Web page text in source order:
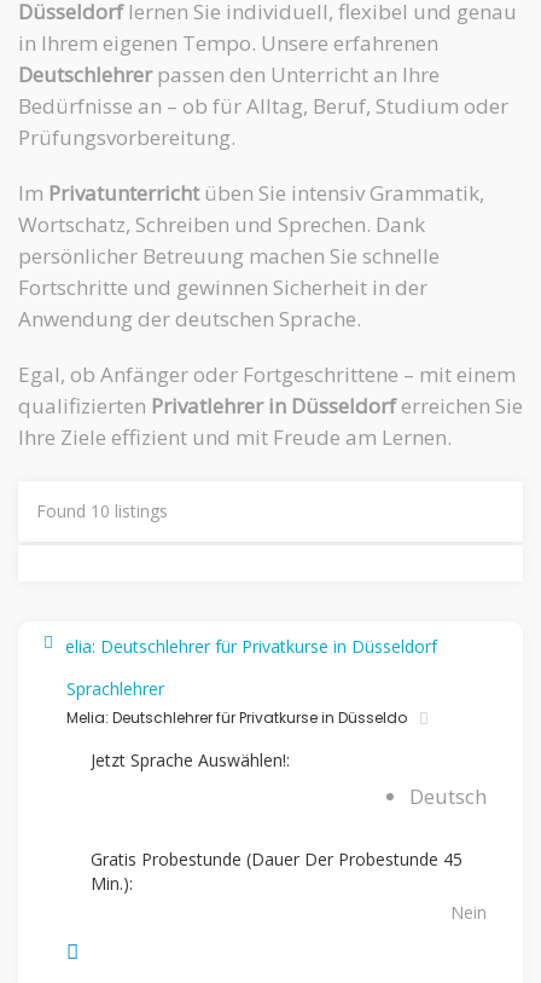
Düsseldorflernen Sie individuell, flexibel und genau
in Ihrem eigenen Tempo. Unsere erfahrenen
Deutschlehrerpassen den Unterricht an Ihre
Bedürfnisse an – ob für Alltag, Beruf, Studium oder
Prüfungsvorbereitung.
Im Privatunterrichtüben Sie intensiv Grammatik,
Wortschatz, Schreiben und Sprechen. Dank
persönlicher Betreuung machen Sie schnelle
Fortschritte und gewinnen Sicherheit in der
Anwendung der deutschen Sprache.
Egal, ob Anfänger oder Fortgeschrittene – mit einem
qualifizierten Privatlehrer in Düsseldorferreichen Sie
Ihre Ziele effizient und mit Freude am Lernen.
Found 10 listings
Sprachlehrer
Melia: Deutschlehrer für Privatkurse in Düsseldo
Jetzt Sprache Auswählen!:
Deutsch
Gratis Probestunde (Dauer Der Probestunde 45
Min.):
Nein